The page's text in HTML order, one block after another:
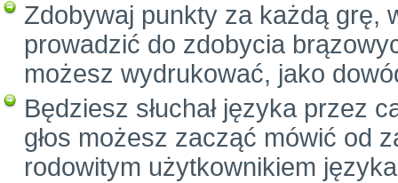
Zdobywaj punkty za każdą grę,
prowadzić do zdobycia
możesz wydrukować, jako
Będziesz słuchał języka przez
głos możesz zacząć mówić od
rodowitym użytkownikiem